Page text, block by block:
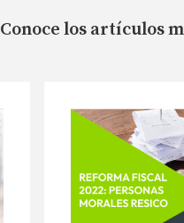
Conoce los artículos